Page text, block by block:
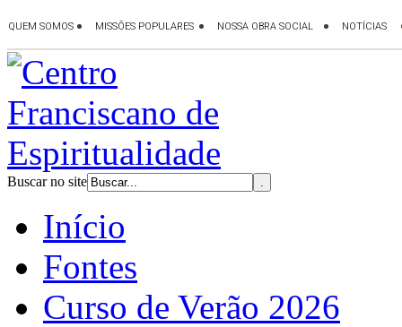
Buscar no site
Início
Fontes
Curso de Verão 2026